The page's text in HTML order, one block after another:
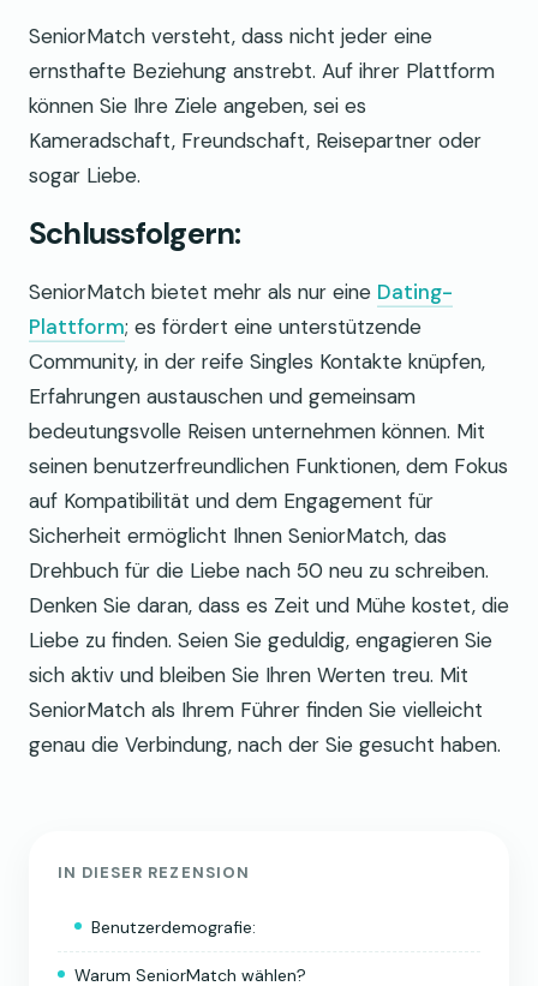
SeniorMatch versteht, dass nicht jeder eine
ernsthafte Beziehung anstrebt. Auf ihrer Plattform
können Sie Ihre Ziele angeben, sei es
Kameradschaft, Freundschaft, Reisepartner oder
sogar Liebe.
Schlussfolgern:
SeniorMatch bietet mehr als nur eine Dating-
Plattform; es fördert eine unterstützende
Community, in der reife Singles Kontakte knüpfen,
Erfahrungen austauschen und gemeinsam
bedeutungsvolle Reisen unternehmen können. Mit
seinen benutzerfreundlichen Funktionen, dem Fokus
auf Kompatibilität und dem Engagement für
Sicherheit ermöglicht Ihnen SeniorMatch, das
Drehbuch für die Liebe nach 50 neu zu schreiben.
Denken Sie daran, dass es Zeit und Mühe kostet, die
Liebe zu finden. Seien Sie geduldig, engagieren Sie
sich aktiv und bleiben Sie Ihren Werten treu. Mit
SeniorMatch als Ihrem Führer finden Sie vielleicht
genau die Verbindung, nach der Sie gesucht haben.
IN DIESER REZENSION
Benutzerdemografie:
Warum SeniorMatch wählen?